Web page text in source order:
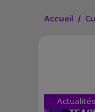
Accueil
Actualités